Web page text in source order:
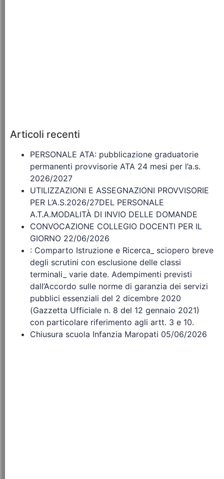
Articoli recenti
PERSONALE ATA: pubblicazione graduatorie
permanenti provvisorie ATA 24 mesi per l’a.s.
2026/2027
UTILIZZAZIONI E ASSEGNAZIONI PROVVISORIE
PER L’A.S.2026/27DEL PERSONALE
A.T.A.MODALITÀ DI INVIO DELLE DOMANDE
CONVOCAZIONE COLLEGIO DOCENTI PER IL
GIORNO 22/06/2026
: Comparto Istruzione e Ricerca_ sciopero breve
degli scrutini con esclusione delle classi
terminali_ varie date. Adempimenti previsti
dall’Accordo sulle norme di garanzia dei servizi
pubblici essenziali del 2 dicembre 2020
(Gazzetta Ufficiale n. 8 del 12 gennaio 2021)
con particolare riferimento agli artt. 3 e 10.
Chiusura scuola Infanzia Maropati 05/06/2026